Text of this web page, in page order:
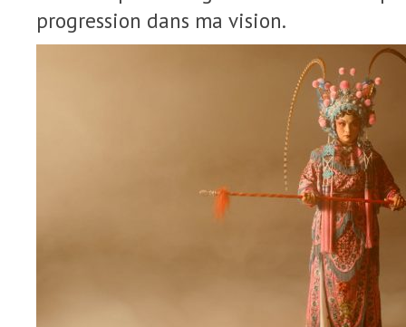
progression dans ma vision.